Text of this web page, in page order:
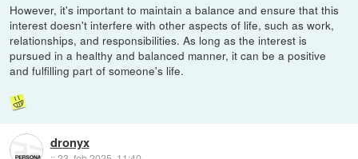
However, it's important to maintain a balance and ensure that this
interest doesn't interfere with other aspects of life, such as work,
relationships, and responsibilities. As long as the interest is
pursued in a healthy and balanced manner, it can be a positive
and fulfilling part of someone's life.
dronyx